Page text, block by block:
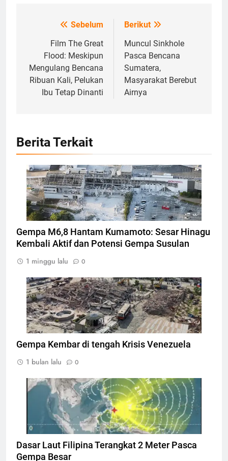
NavigasiSebelum
Film The Great
Flood: Meskipun
Mengulang Bencana
Ribuan Kali, Pelukan
Ibu Tetap Dinanti
Berikut
Muncul Sinkhole
Pasca Bencana
Sumatera,
Masyarakat Berebut
Airnya
Berita Terkait
Bangunan Terdampak gempa di Kumamoto,
Jepang, Foto: REUTERS/KYODO
Gempa M6,8 Hantam Kumamoto: Sesar Hinagu
Kembali Aktif dan Potensi Gempa Susulan
1 minggu lalu
0
Bangunan hancur akibat gempabumi di
Venezuela, Foto: AFP/MIGUEL MEDINA
Gempa Kembar di tengah Krisis Venezuela
1 bulan lalu
0
Titik Gempa pada gempa Filipina, Foto: Dok.
BMKG
Dasar Laut Filipina Terangkat 2 Meter Pasca
Gempa Besar